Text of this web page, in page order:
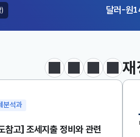
달러-원
달러-원
분석과
참고] 조세지출 정비와 관련
정지 이전 다음 보도·참
재